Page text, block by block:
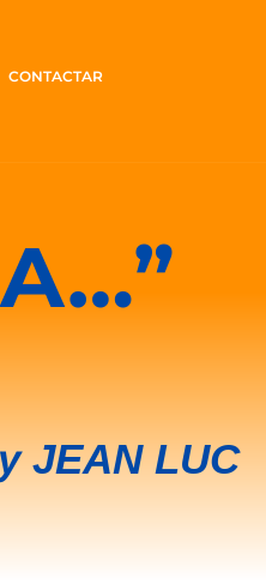
CONTACTAR
JEAN LUC